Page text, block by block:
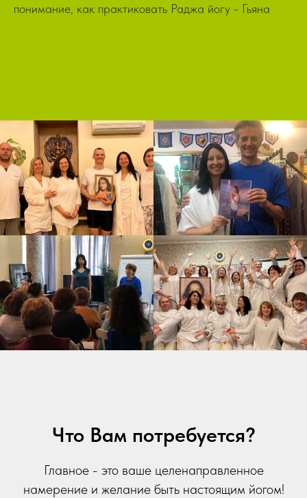
понимание, как практиковать Раджа йогу - Гьяна
Что Вам потребуется?
Главное - это ваше целенаправленное
намерение и желание быть настоящим йогом!